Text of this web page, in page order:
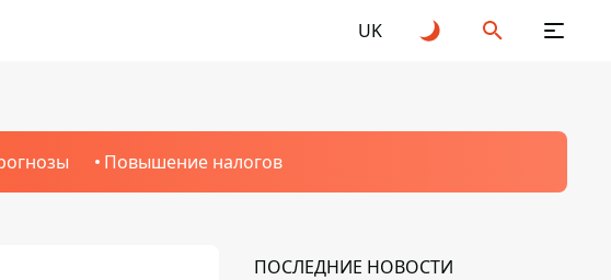
UK
Повышение налогов
ПОСЛЕДНИЕ НОВОСТИ